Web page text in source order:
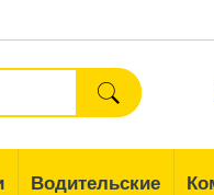
Водительские